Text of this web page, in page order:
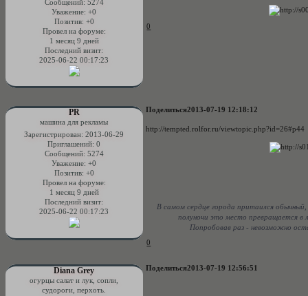
Сообщений: 5274
Уважение: +0
Позитив: +0
Провел на форуме:
1 месяц 9 дней
Последний визит:
2025-06-22 00:17:23
0
Поделиться2013-07-19 12:18:12
PR
машина для рекламы
Зарегистрирован: 2013-06-29
Приглашений: 0
Сообщений: 5274
Уважение: +0
Позитив: +0
Провел на форуме:
1 месяц 9 дней
Последний визит:
2025-06-22 00:17:23
http://tempted.rolfor.ru/viewtopic.php?id=26#p44
В самом сердце города притаился
полуночи это место превращается в
Попробовав раз - невозможно
0
Поделиться2013-07-19 12:56:51
Diana Grey
огурцы салат и лук, сопли,
судороги, перхоть.